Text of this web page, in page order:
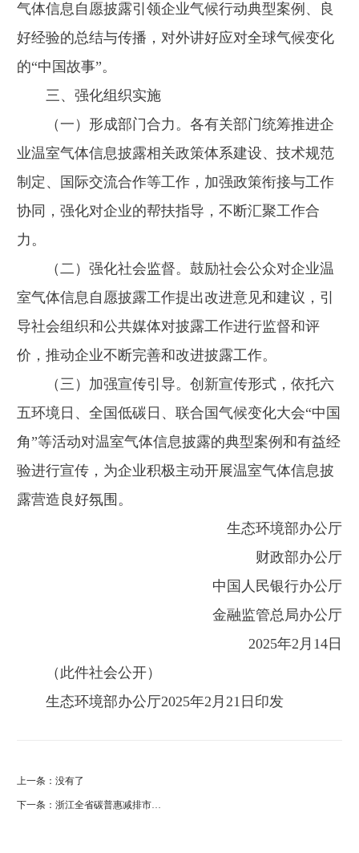
气体信息自愿披露引领企业气候行动典型案例、良
好经验的总结与传播，对外讲好应对全球气候变化
的“中国故事”。
三、强化组织实施
（一）形成部门合力。各有关部门统筹推进企
业温室气体信息披露相关政策体系建设、技术规范
制定、国际交流合作等工作，加强政策衔接与工作
协同，强化对企业的帮扶指导，不断汇聚工作合
力。
（二）强化社会监督。鼓励社会公众对企业温
室气体信息自愿披露工作提出改进意见和建议，引
导社会组织和公共媒体对披露工作进行监督和评
价，推动企业不断完善和改进披露工作。
（三）加强宣传引导。创新宣传形式，依托六
五环境日、全国低碳日、联合国气候变化大会“中国
角”等活动对温室气体信息披露的典型案例和有益经
验进行宣传，为企业积极主动开展温室气体信息披
露营造良好氛围。
生态环境部办公厅
财政部办公厅
中国人民银行办公厅
金融监管总局办公厅
2025年2月14日
（此件社会公开）
生态环境部办公厅2025年2月21日印发
上一条： 没有了
下一条： 浙江全省碳普惠减排市场要来啦！3月1日起施行